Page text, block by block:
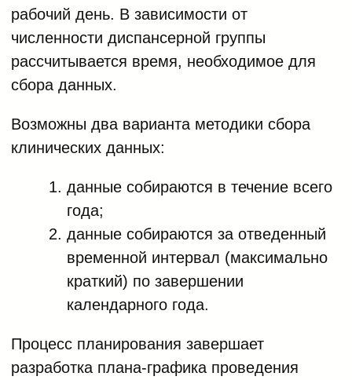
рабочий день. В зависимости от
численности диспансерной группы
рассчитывается время, необходимое для
сбора данных.
Возможны два варианта методики сбора
клинических данных:
данные собираются в течение всего
года;
данные собираются за отведенный
временной интервал (максимально
краткий) по завершении
календарного года.
Процесс планирования завершает
разработка плана-графика проведения